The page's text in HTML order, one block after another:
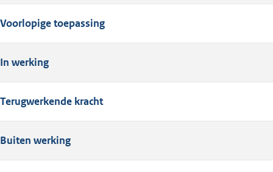
Voorlopige toepassing
In werking
Terugwerkende kracht
Buiten werking